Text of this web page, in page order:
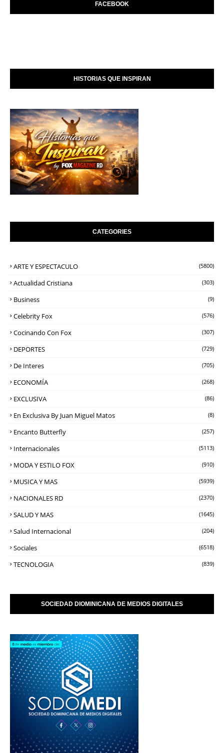
FACEBOOK
HISTORIAS QUE INSPIRAN
CATEGORIES
ARTE Y ESPECTACULO (5800)
Actualidad Cristiana (303)
Business (9)
Celebrity Fox (576)
Cocinando Con Fox (307)
DEPORTES (729)
De Interes (705)
ECONOMÍA (268)
EXCLUSIVA (86)
En Exclusiva By Juan Miguel Matos (8)
Encanto Butterfly (257)
Internacionales (5113)
MODA Y ESTILO FOX (910)
MUSICA Y MAS (5939)
NACIONALES RD (2370)
SALUD Y MAS (1645)
Salud Internacional (204)
Sociales (6518)
TECNOLOGIA (839)
SOCIEDAD DIOMINICANA DE MEDIOS DIGITALES